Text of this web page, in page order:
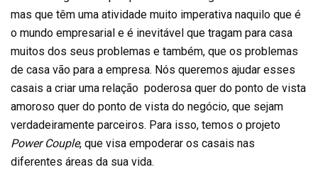
mas que têm uma atividade muito imperativa naquilo que é
o mundo empresarial e é inevitável que tragam para casa
muitos dos seus problemas e também, que os problemas
de casa vão para a empresa. Nós queremos ajudar esses
casais a criar uma relação poderosa quer do ponto de vista
amoroso quer do ponto de vista do negócio, que sejam
verdadeiramente parceiros. Para isso, temos o projeto
Power Couple, que visa empoderar os casais nas
diferentes áreas da sua vida.